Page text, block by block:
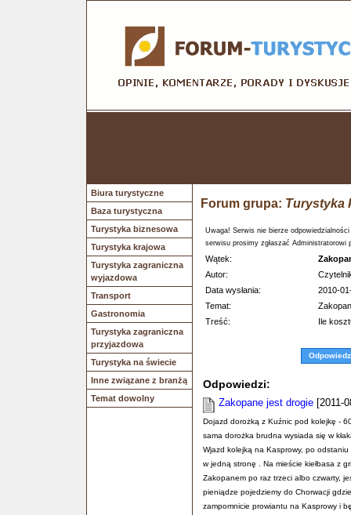
Biura turystyczne
Baza turystyczna
Turystyka biznesowa
Turystyka krajowa
Turystyka zagraniczna
wyjazdowa
Transport
Gastronomia
Turystyka zagraniczna
przyjazdowa
Turystyka na świecie
Inne związane z branżą
Temat dowolny
Forum grupa: Turystyka
Uwaga! Serwis nie bierze
serwisu prosimy zgłaszać Administratorowi
Wątek:
Autor:
Data wysłania:
2010-
Temat:
Treść:
Ile
Odpowiedz
Odpowiedzi:
Zakopane jest drogie [2011-
Dojazd dorożką z Kuźnic pod kolejkę -
sama dorożka brudna wysiada się w
Wjazd kolejką na Kasprowy, po
w jedną stronę . Na mieście kiełbasa z
Zakopanem po raz trzeci albo czwarty,
pieniądze pojedziemy do Chorwacji
zampomnicie prowiantu na Kasprowy i